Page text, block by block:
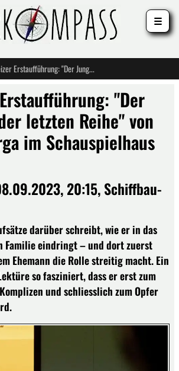
Schweizer Erstaufführung: "Der Junge aus der letzten Reihe" von Juan Mayorga im Schauspielhaus Zürich
"Der
letzten Reihe" von
im Schauspielhaus
20:15, Schiffbau-
darüber schreibt, wie er in das
Familie eindringt – und dort zuerst
Ehemann die Rolle streitig macht. Ein
so fasziniert, dass er erst zum
und schliesslich zum Opfer
☰